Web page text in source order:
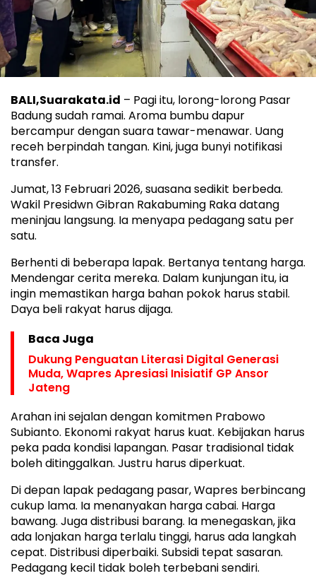
BALI,Suarakata.id – Pagi itu, lorong-lorong Pasar
Badung sudah ramai. Aroma bumbu dapur
bercampur dengan suara tawar-menawar. Uang
receh berpindah tangan. Kini, juga bunyi notifikasi
transfer.
Jumat, 13 Februari 2026, suasana sedikit berbeda.
Wakil Presidwn Gibran Rakabuming Raka datang
meninjau langsung. Ia menyapa pedagang satu per
satu.
Berhenti di beberapa lapak. Bertanya tentang harga.
Mendengar cerita mereka. Dalam kunjungan itu, ia
ingin memastikan harga bahan pokok harus stabil.
Daya beli rakyat harus dijaga.
Baca Juga
Dukung Penguatan Literasi Digital Generasi
Muda, Wapres Apresiasi Inisiatif GP Ansor
Jateng
Arahan ini sejalan dengan komitmen Prabowo
Subianto. Ekonomi rakyat harus kuat. Kebijakan harus
peka pada kondisi lapangan. Pasar tradisional tidak
boleh ditinggalkan. Justru harus diperkuat.
Di depan lapak pedagang pasar, Wapres berbincang
cukup lama. Ia menanyakan harga cabai. Harga
bawang. Juga distribusi barang. Ia menegaskan, jika
ada lonjakan harga terlalu tinggi, harus ada langkah
cepat. Distribusi diperbaiki. Subsidi tepat sasaran.
Pedagang kecil tidak boleh terbebani sendiri.